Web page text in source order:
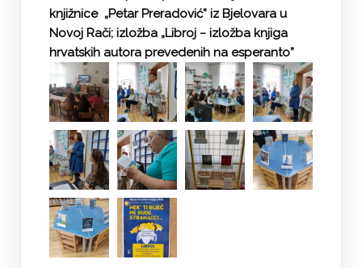
knjižnice „Petar Preradović” iz Bjelovara u
Novoj Rači; izložba „Libroj − izložba knjiga
hrvatskih autora prevedenih na esperanto”